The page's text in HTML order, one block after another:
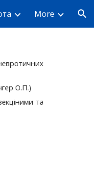
More
О.П.)
та